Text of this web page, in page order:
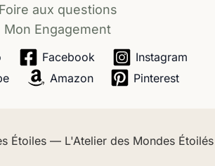
Foire aux questions
Mon Engagement
Facebook
Instagram
Amazon Pinterest
Étoiles — L'Atelier des Mondes Étoilés